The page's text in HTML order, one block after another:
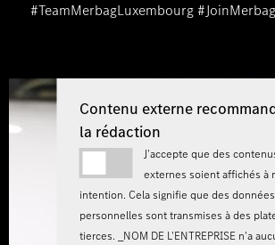
#TeamMerbagLuxembourg #JoinMerbag
Contenu externe
la rédaction
J'accepte que des
externes soient affichés à
intention. Cela signifie que des données
personnelles sont transmises à des
tierces. _NOM DE L'ENTREPRISE n'a